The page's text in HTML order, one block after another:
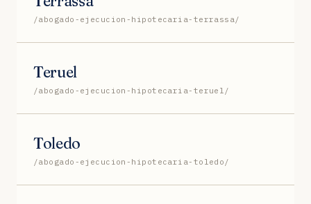
/abogado-ejecucion-hipotecaria-terrassa/
Teruel
/abogado-ejecucion-hipotecaria-teruel/
Toledo
/abogado-ejecucion-hipotecaria-toledo/